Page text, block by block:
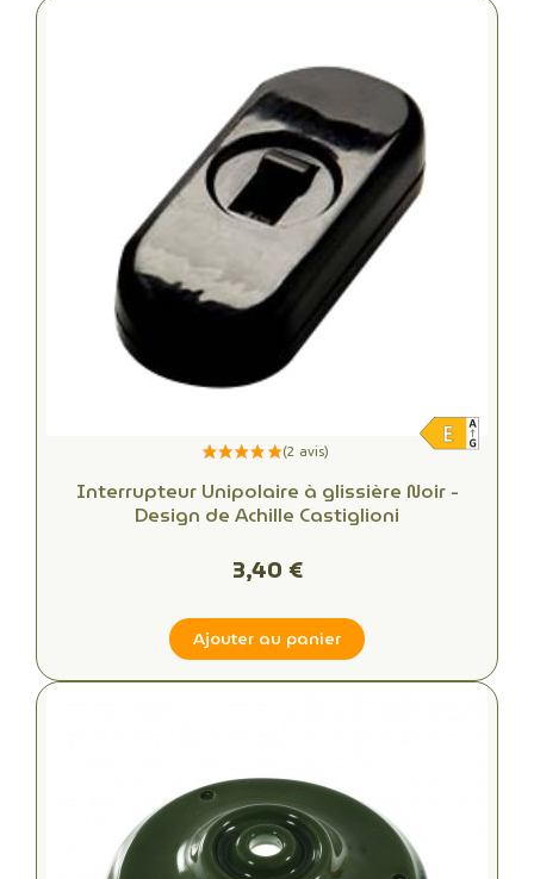
Interrupteur Unipolaire à glissière Noir -
Design de Achille Castiglioni
3,40 €
Ajouter au panier